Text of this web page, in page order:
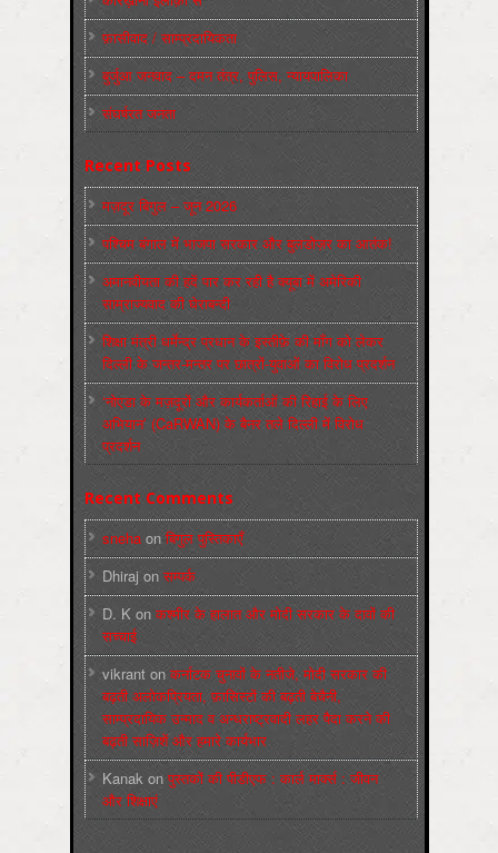
फ़ासीवाद / साम्‍प्रदायिकता
बुर्जुआ जनवाद – दमन तंत्र, पुलिस, न्‍यायपालिका
संघर्षरत जनता
Recent Posts
मज़दूर बिगुल – जून 2026
पश्चिम बंगाल में भाजपा सरकार और बुलडोज़र का आतंक!
अमानवीयता की हदें पार कर रही है क्यूबा में अमेरिकी
साम्राज्यवाद की घेराबन्दी
शिक्षा मंत्री धर्मेन्द्र प्रधान के इस्तीफ़े की माँग को लेकर
दिल्ली के जन्तर-मन्तर पर छात्रों-युवाओं का विरोध प्रदर्शन
‘नोएडा के मज़दूरों और कार्यकर्ताओं की रिहाई के लिए
अभियान’ (CaRWAN) के बैनर तले दिल्ली में विरोध
प्रदर्शन
Recent Comments
sneha on बिगुल पुस्तिकाएँ
Dhiraj on सम्पर्क
D. K on कश्मीर के हालात और मोदी सरकार के दावों की
सच्चाई
vikrant onकर्नाटक चुनावों के नतीजे, मोदी सरकार की
बढ़ती अलोकप्रियता, फ़ासिस्टों की बढ़ती बेचैनी,
साम्प्रदायिक उन्माद व अन्धराष्ट्रवादी लहर पैदा करने की
बढ़ती साज़िशें और हमारे कार्यभार
Kanak onपुस्‍तकों की पीडीएफ : कार्ल मार्क्‍स : जीवन
और शिक्षाएं